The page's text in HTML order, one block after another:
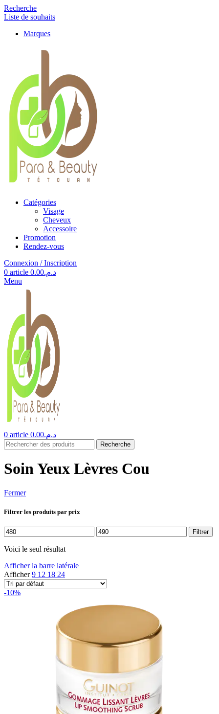
Recherche
Liste de souhaits
Marques
Catégories
Visage
Cheveux
Accessoire
Promotion
Rendez-vous
Connexion / Inscription
0 article د.م.0.00
Menu
0 article د.م.0.00
Recherche
Soin Yeux Lèvres Cou
Fermer
Filtrer les produits par prix
Prix
min
Prix
max
Filtrer
Voici le seul résultat
Afficher la barre latérale
Afficher9 12 18 24
-10%